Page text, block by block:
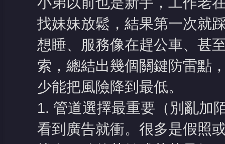
找妹妹放鬆，結果第一次就
想睡、服務像在趕公車、甚
索，總結出幾個關鍵防雷點
少能把風險降到最低。
1. 管道選擇最重要（別亂加
看到廣告就衝。很多是假照